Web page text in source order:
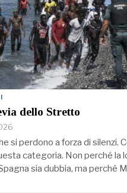
dello Stretto
si perdono a forza di silenzi.
categoria. Non perché la
sia dubbia, ma perché